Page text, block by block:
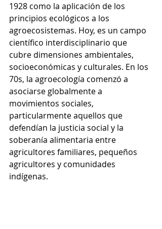
1928 como la aplicación de los
principios ecológicos a los
agroecosistemas. Hoy, es un campo
científico interdisciplinario que
cubre dimensiones ambientales,
socioeconómicas y culturales. En los
70s, la agroecología comenzó a
asociarse globalmente a
movimientos sociales,
particularmente aquellos que
defendían la justicia social y la
soberanía alimentaria entre
agricultores familiares, pequeños
agricultores y comunidades
indígenas.